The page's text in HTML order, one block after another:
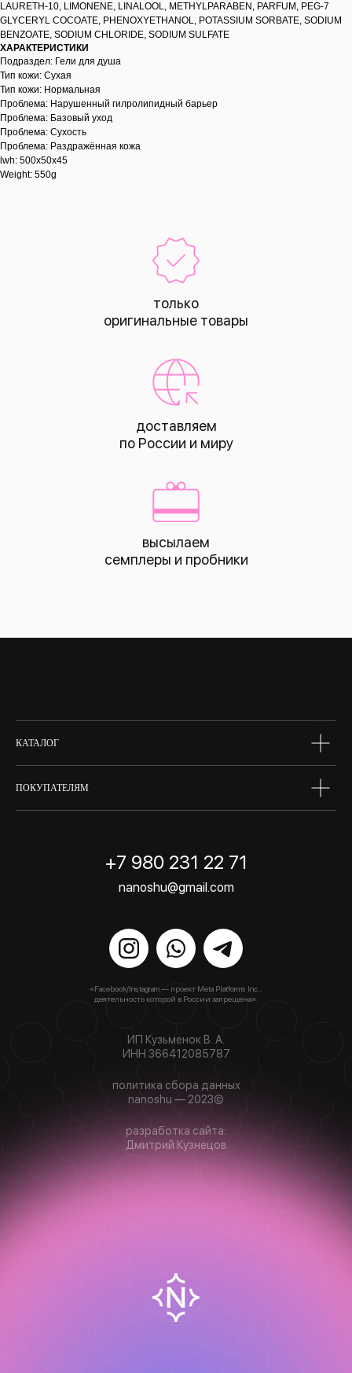
LAURETH-10, LIMONENE, LINALOOL, METHYLPARABEN, PARFUM, PEG-7
GLYCERYL COCOATE, PHENOXYETHANOL, POTASSIUM SORBATE, SODIUM
BENZOATE, SODIUM CHLORIDE, SODIUM SULFATE
ХАРАКТЕРИСТИКИ
Подраздел: Гели для душа
Тип кожи: Сухая
Тип кожи: Нормальная
Проблема: Нарушенный гилролипидный барьер
Проблема: Базовый уход
Проблема: Сухость
Проблема: Раздражённая кожа
lwh: 500x50x45
Weight: 550g
только
оригинальные товары
доставляем
по России и миру
высылаем
семплеры и пробники
КАТАЛОГ
ПОКУПАТЕЛЯМ
«Facebook/Instagram — проект Meta Platforms Inc.,
деятельность которой в России запрещена».
волосы
+7 980 231 22 71
nanoshu@gmail.com
ИП Кузьменок В. А.
ИНН 366412085787
разработка сайта:
Дмитрий Кузнецов
политика сбора данных
nanoshu — 2023©